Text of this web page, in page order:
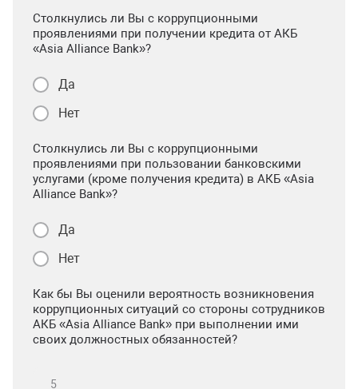
Столкнулись ли Вы с коррупционными
проявлениями при получении кредита от АКБ
«Asia Alliance Bank»?
Да
Нет
Столкнулись ли Вы с коррупционными
проявлениями при пользовании банковскими
услугами (кроме получения кредита) в АКБ «Asia
Alliance Bank»?
Да
Нет
Как бы Вы оценили вероятность возникновения
коррупционных ситуаций со стороны сотрудников
АКБ «Asia Alliance Bank» при выполнении ими
своих должностных обязанностей?